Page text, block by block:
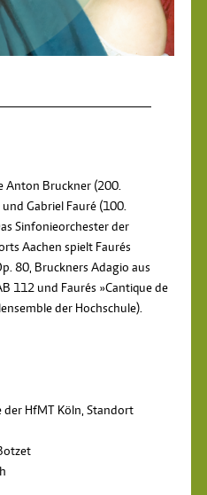
Anton Bruckner (200.
Gabriel Fauré (100.
Sinfonieorchester der
Aachen spielt Faurés
80, Bruckners Adagio aus
112 und Faurés »Cantique de
der Hochschule).
der HfMT Köln, Standort